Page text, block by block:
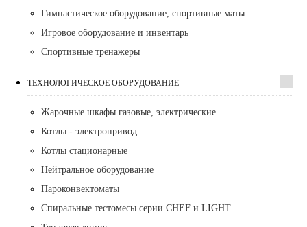
Гимнастическое оборудование, спортивные маты
Игровое оборудование и инвентарь
Спортивные тренажеры
ТЕХНОЛОГИЧЕСКОЕ ОБОРУДОВАНИЕ
Жарочные шкафы газовые, электрические
Котлы - электропривод
Котлы стационарные
Нейтральное оборудование
Пароконвектоматы
Спиральные тестомесы серии CHEF и LIGHT